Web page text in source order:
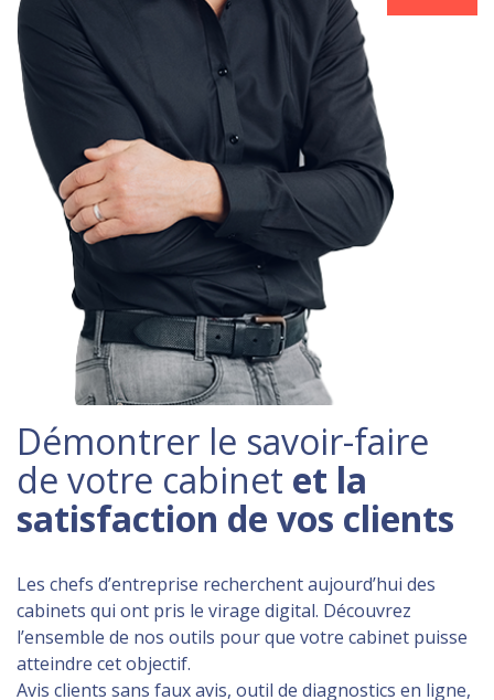
Démontrer le savoir-faire
de votre cabinet et la
satisfaction de vos clients
Les chefs d’entreprise recherchent aujourd’hui des
cabinets qui ont pris le virage digital. Découvrez
l’ensemble de nos outils pour que votre cabinet puisse
atteindre cet objectif.
Avis clients sans faux avis, outil de diagnostics en ligne,